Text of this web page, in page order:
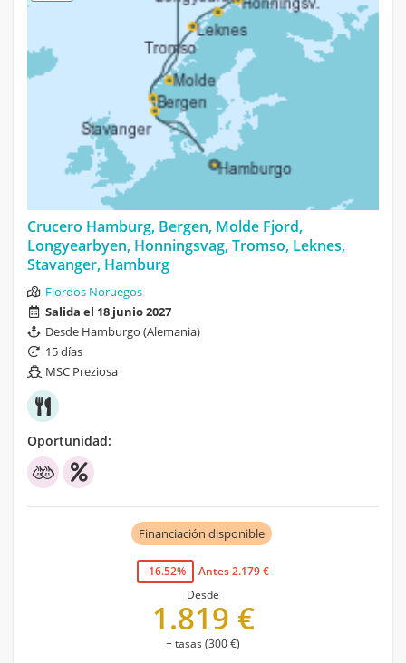
Crucero Hamburg, Bergen, Molde Fjord,
Longyearbyen, Honningsvag, Tromso, Leknes,
Stavanger, Hamburg
Fiordos Noruegos
Salida el 18 junio 2027
Desde Hamburgo (Alemania)
15 días
MSC Preziosa
Oportunidad:
Financiación disponible
-16.52%
Antes 2.179 €
Desde
1.819 €
+ tasas (300 €)